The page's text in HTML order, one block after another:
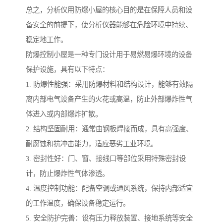
总之，分析仪用防爆小屋的核心目的是在保障人员和设
备安全的前提下，使分析仪器能够在危险环境中持续、
稳定地工作。
防爆控制小屋是一种专门设计用于易燃易爆环境的设备
保护设施，具有以下特点：
1. 防爆性能强：采用防爆材料和结构设计，能够有效隔
离内部电气设备产生的火花或高温，防止外部爆炸性气
体进入或内部爆炸扩散。
2. 结构坚固耐用：通常由钢板焊接而成，具有高强度、
耐腐蚀和抗冲击能力，适应恶劣工业环境。
3. 密封性好：门、窗、接线口等部位采用特殊密封设
计，防止爆炸性气体渗透。
4. 温度控制功能：配备空调或通风系统，保持内部适宜
的工作温度，确保设备稳定运行。
5. 安全防护完善：设有压力释放装置、接地系统等安全